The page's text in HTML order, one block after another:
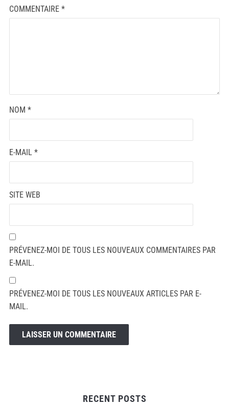
COMMENTAIRE *
NOM *
E-MAIL *
SITE WEB
PRÉVENEZ-MOI DE TOUS LES NOUVEAUX COMMENTAIRES PAR
E-MAIL.
PRÉVENEZ-MOI DE TOUS LES NOUVEAUX ARTICLES PAR E-
MAIL.
RECENT POSTS